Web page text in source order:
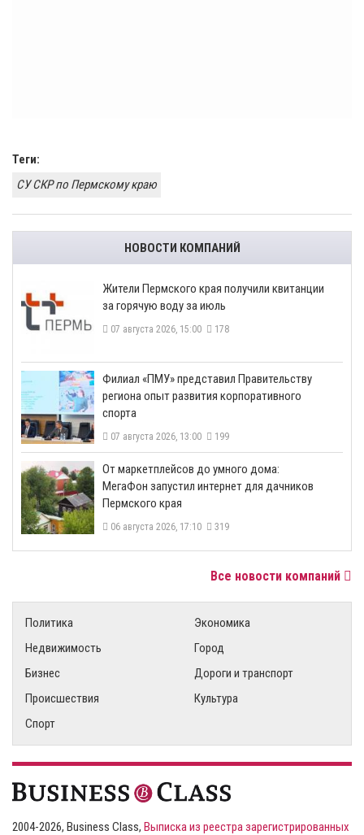
Теги:
СУ СКР по Пермскому краю
НОВОСТИ КОМПАНИЙ
​Жители Пермского края получили квитанции
за горячую воду за июль
07 августа 2026, 15:00 178
​Филиал «ПМУ» представил Правительству
региона опыт развития корпоративного
спорта
07 августа 2026, 13:00 199
От маркетплейсов до умного дома:
МегаФон запустил интернет для дачников
Пермского края
06 августа 2026, 17:10 319
Все новости компаний
Политика
Экономика
Недвижимость
Город
Бизнес
Дороги и транспорт
Происшествия
Культура
Спорт
2004-2026, Business Class, Выписка из реестра зарегистрированных